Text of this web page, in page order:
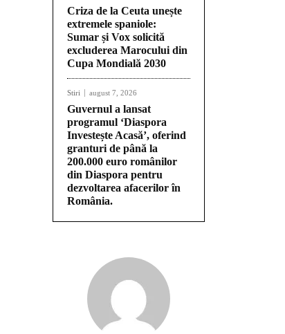
Criza de la Ceuta unește
extremele spaniole:
Sumar și Vox solicită
excluderea Marocului din
Cupa Mondială 2030
Stiri august 7, 2026
Guvernul a lansat
programul ‘Diaspora
Investește Acasă’, oferind
granturi de până la
200.000 euro românilor
din Diaspora pentru
dezvoltarea afacerilor în
România.